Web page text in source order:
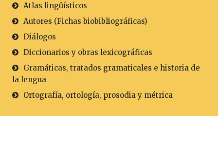
Atlas lingüísticos
Autores (Fichas biobibliográficas)
Diálogos
Diccionarios y obras lexicográficas
Gramáticas, tratados gramaticales e historia de
la lengua
Ortografía, ortología, prosodia y métrica